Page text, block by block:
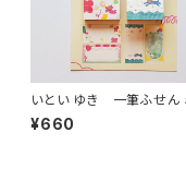
いとい ゆき 一筆ふせん
箋セット USAGI・NEKO
¥660